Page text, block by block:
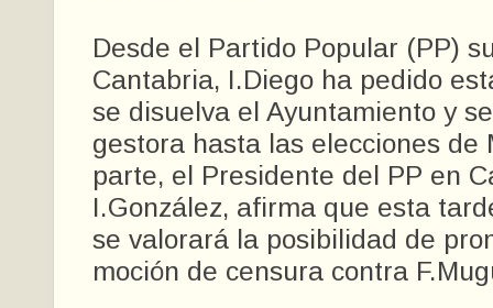
Desde el Partido Popular (PP)
Cantabria, I.Diego ha pedido
se disuelva el Ayuntamiento y
gestora hasta las elecciones de
parte, el Presidente del PP en
I.González, afirma que esta
se valorará la posibilidad de
moción de censura contra